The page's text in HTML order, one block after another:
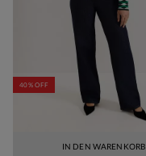
IN DEN WARENKORB
40% OFF